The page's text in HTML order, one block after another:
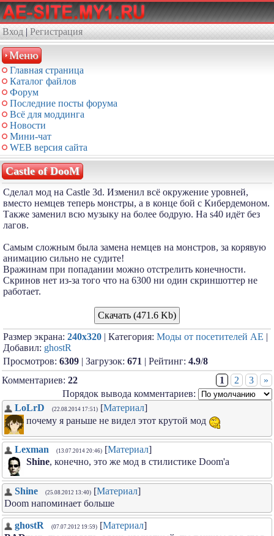
Вход | Регистрация
Меню
Главная страница
Каталог файлов
Форум
Последние посты форума
Всё для моддинга
Новости
Мини-чат
WEB версия сайта
Castle of DooM
Сделал мод на Сastle 3d. Изменил всё окружение уровней,
вместо немцев теперь монстры, а в конце бой с Кибердемоном.
Также заменил всю музыку на более бодрую. На s40 идёт без
лагов.
Самым сложным была замена немцев на монстров, за корявую
анимацию сильно не судите!
Вражинам при попадании можно отстрелить конечности.
Скринов нет из-за того что на 6300 ни один скриншоттер не
работает.
Скачать (471.6 Kb)
Размер экрана: 240x320 | Категория: Моды от посетителей АЕ |
Добавил: ghostR
Просмотров: 6309 | Загрузок: 671 | Рейтинг: 4.9/8
Комментариев: 22 1 2 3
»
Порядок вывода комментариев:
LoLrD
(22.08.2014 17:51) [Материал]
почему я раньше не видел этот крутой мод
Lexman (13.07.2014 20:46) [Материал]
Shine, конечно, это же мод в стилистике Doom'a
Shine (25.08.2012 13:40) [Материал]
Doom напоминает больше
ghostR (07.07.2012 19:59) [Материал]